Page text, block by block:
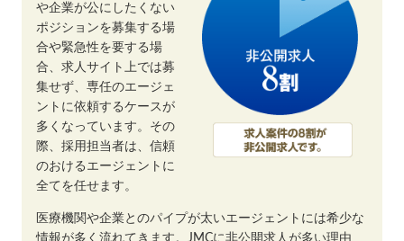
や企業が公にしたくない
ポジションを募集する場
合や緊急性を要する場
合、求人サイト上では募
集せず、専任のエージェ
ントに依頼するケースが
多くなっています。その
際、採用担当者は、信頼
のおけるエージェントに
全てを任せます。
医療機関や企業とのパイプが太いエージェントには希少な
情報が多く流れてきます。JMCに非公開求人が多い理由